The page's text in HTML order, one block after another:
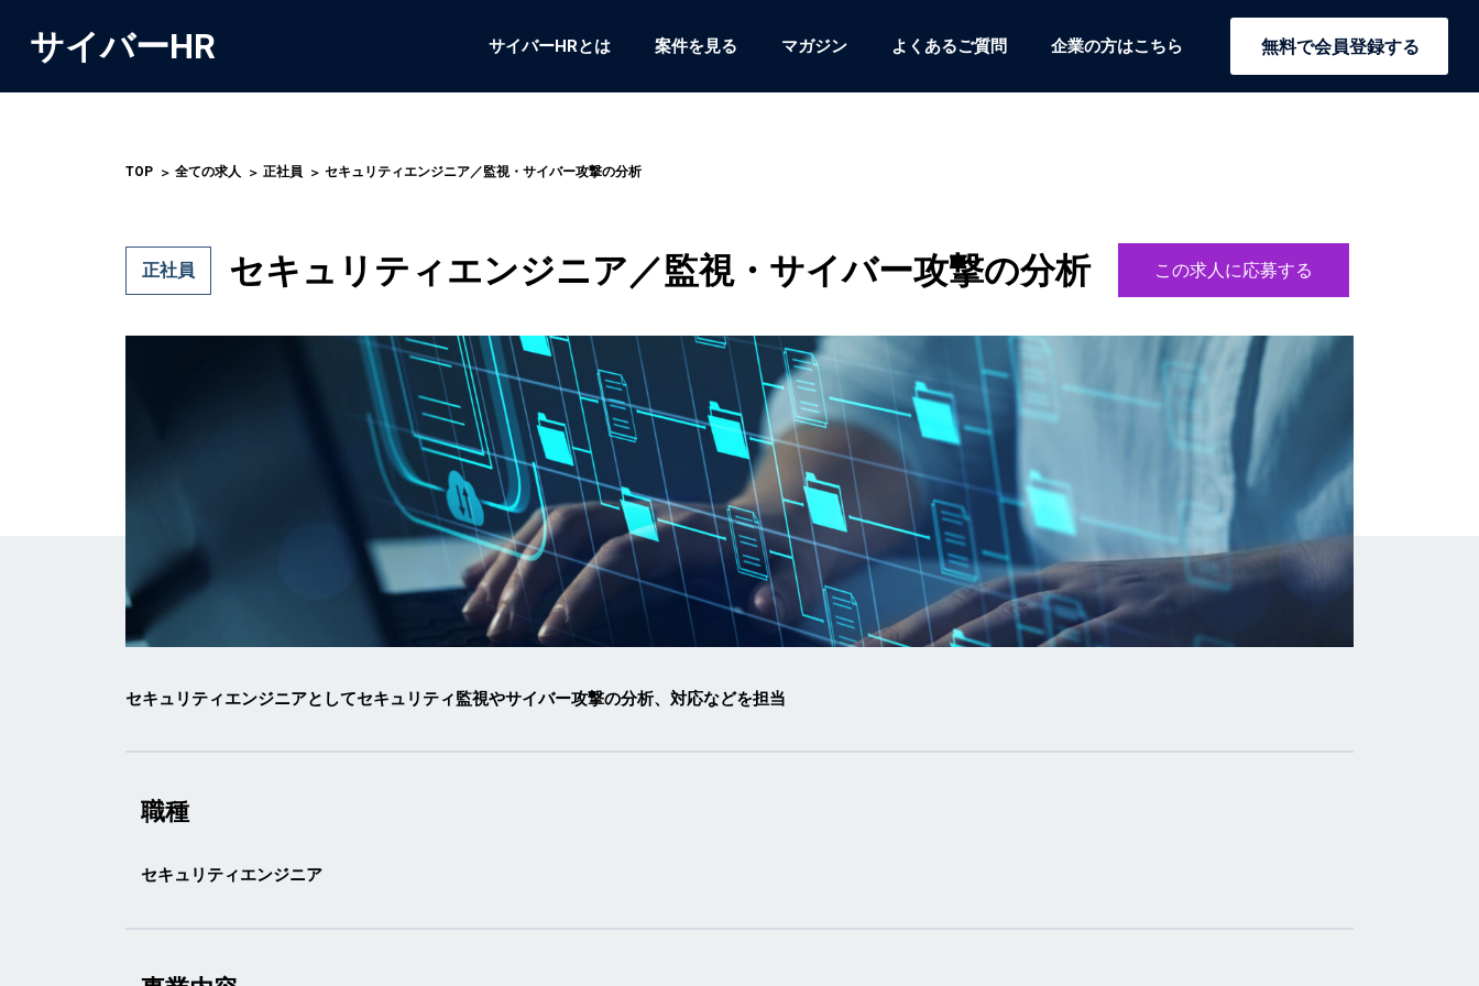
サイバーHR サイバーHRとは 案件を見る マガジン よくあるご質問 企業の方はこちら 無料で会員登録する
TOP 全ての求人 正社員 セキュリティエンジニア／監視・サイバー攻撃の分析
正社員 セキュリティエンジニア／監視・サイバー攻撃の分析 この求人に応募する
セキュリティエンジニアとしてセキュリティ監視やサイバー攻撃の分析、対応などを担当
職種
セキュリティエンジニア